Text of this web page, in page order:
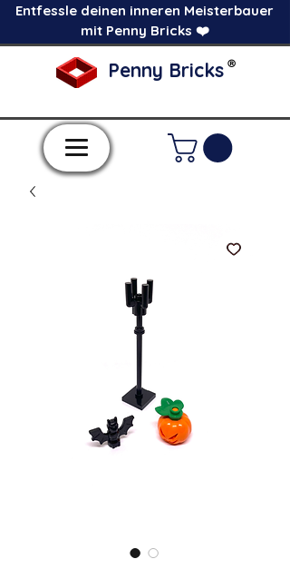
Entfessle deinen inneren Meisterbauer
mit Penny Bricks ❤️
Penny Bricks ®